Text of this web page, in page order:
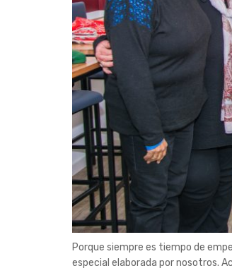
Porque siempre es tiempo de
especial elaborada por nosotros.